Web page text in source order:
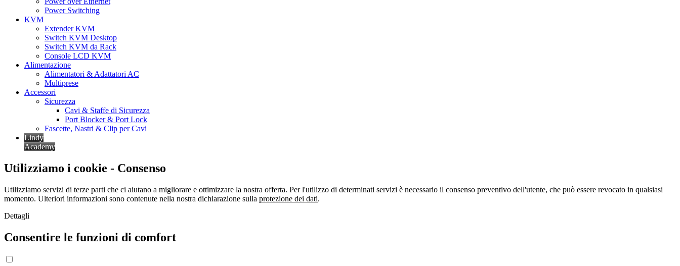
Power Switching
KVM
Extender KVM
Switch KVM Desktop
Switch KVM da Rack
Console LCD KVM
Alimentazione
Alimentatori & Adattatori AC
Multiprese
Accessori
Sicurezza
Cavi & Staffe di Sicurezza
Port Blocker & Port Lock
Fascette, Nastri & Clip per Cavi
Lindy
Academy
Utilizziamo i cookie - Consenso
Utilizziamo servizi di terze parti che ci aiutano a migliorare e ottimizzare la nostra offerta. Per l'utilizzo di determinati servizi è necessario il consenso preventivo dell'utente, che può essere revocato in qualsiasi
momento. Ulteriori informazioni sono contenute nella nostra dichiarazione sulla protezione dei dati.
Dettagli
Consentire le funzioni di comfort